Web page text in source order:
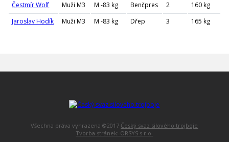
Čestmír Wolf
Muži M3 M -83 kg Benčpres 2
160 kg
Jaroslav Hodík
Muži M3 M -83 kg Dřep 3 165 kg
Všechna práva vyhrazena ©2017 Český svaz silového trojboje
Tvorba stránek: ORSYS s.r.o.